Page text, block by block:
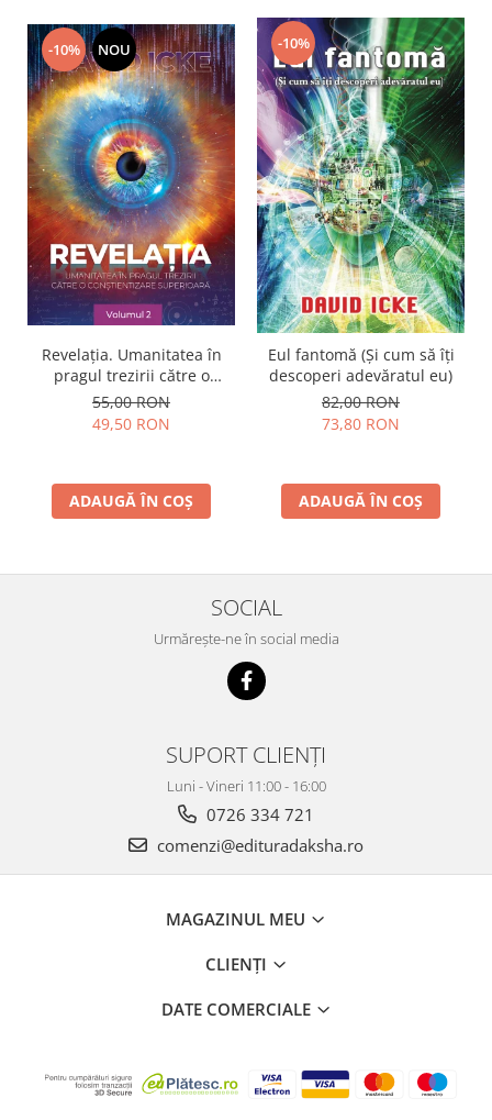
-10% NOU
Revelația. Umanitatea în
pragul trezirii către o
conştientizare superioară,
volumul 2
55,00 RON
49,50 RON
ADAUGĂ ÎN COȘ
-10%
Eul fantomă (Și cum să îți
descoperi adevăratul eu)
82,00 RON
73,80 RON
ADAUGĂ ÎN COȘ
SOCIAL
Urmărește-ne în social media
SUPORT CLIENȚI
Luni - Vineri 11:00 - 16:00
0726 334 721
comenzi@edituradaksha.ro
MAGAZINUL MEU
CLIENȚI
DATE COMERCIALE